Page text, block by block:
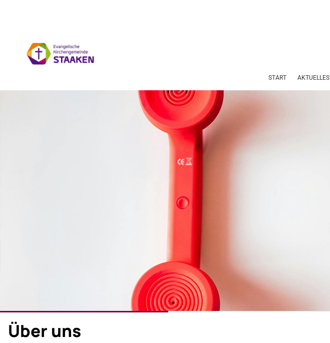
START AKTUELLES
Über uns